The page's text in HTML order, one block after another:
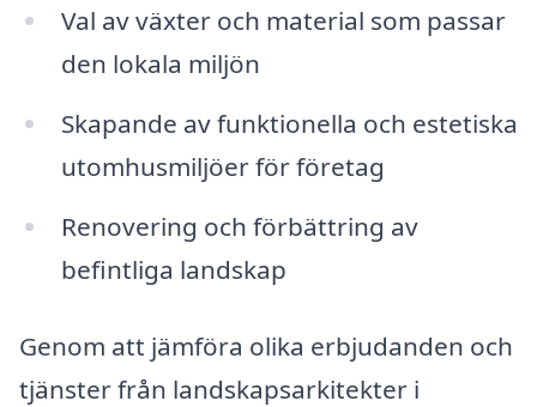
Val av växter och material som passar
den lokala miljön
Skapande av funktionella och estetiska
utomhusmiljöer för företag
Renovering och förbättring av
befintliga landskap
Genom att jämföra olika erbjudanden och
tjänster från landskapsarkitekter i